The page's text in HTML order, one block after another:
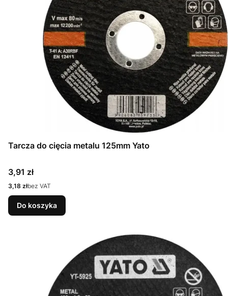
Tarcza do cięcia metalu 125mm Yato
Cena
3,91 zł
Cena
3,18 złbez VAT
Do koszyka